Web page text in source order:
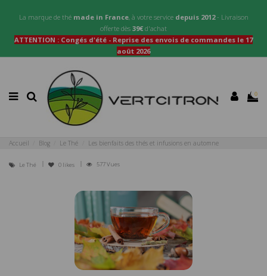
La marque de thé made in France, à votre service depuis 2012- Livraison
offerte dès 39€ d'achat
ATTENTION : Congés d'été - Reprise des envois de commandes le 17
août 2026
0
Accueil Blog Le Thé Les bienfaits des thés et infusions en automne
Le Thé 0 likes 577 Vues